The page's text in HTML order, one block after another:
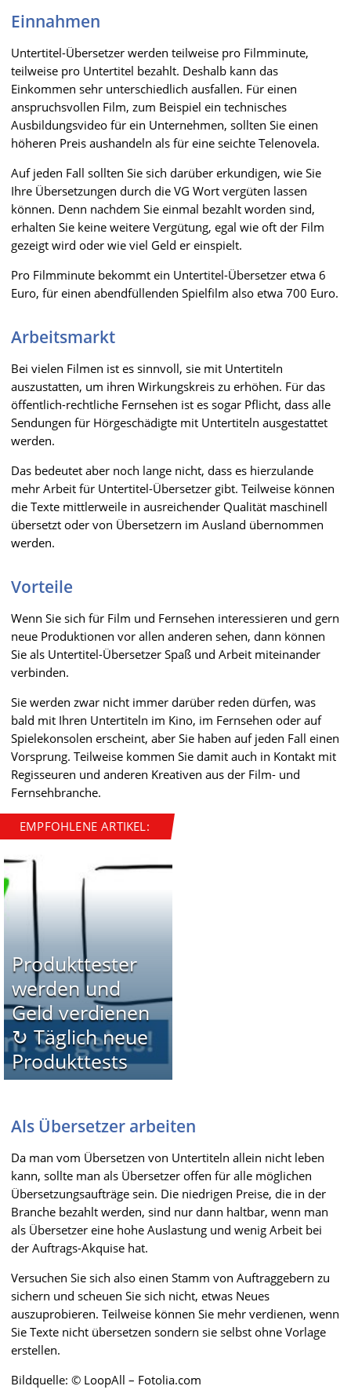
Einnahmen
Untertitel-Übersetzer werden teilweise pro Filmminute,
teilweise pro Untertitel bezahlt. Deshalb kann das
Einkommen sehr unterschiedlich ausfallen. Für einen
anspruchsvollen Film, zum Beispiel ein technisches
Ausbildungsvideo für ein Unternehmen, sollten Sie einen
höheren Preis aushandeln als für eine seichte Telenovela.
Auf jeden Fall sollten Sie sich darüber erkundigen, wie Sie
Ihre Übersetzungen durch die VG Wort vergüten lassen
können. Denn nachdem Sie einmal bezahlt worden sind,
erhalten Sie keine weitere Vergütung, egal wie oft der Film
gezeigt wird oder wie viel Geld er einspielt.
Pro Filmminute bekommt ein Untertitel-Übersetzer etwa 6
Euro, für einen abendfüllenden Spielfilm also etwa 700 Euro.
Arbeitsmarkt
Bei vielen Filmen ist es sinnvoll, sie mit Untertiteln
auszustatten, um ihren Wirkungskreis zu erhöhen. Für das
öffentlich-rechtliche Fernsehen ist es sogar Pflicht, dass alle
Sendungen für Hörgeschädigte mit Untertiteln ausgestattet
werden.
Das bedeutet aber noch lange nicht, dass es hierzulande
mehr Arbeit für Untertitel-Übersetzer gibt. Teilweise können
die Texte mittlerweile in ausreichender Qualität maschinell
übersetzt oder von Übersetzern im Ausland übernommen
werden.
Vorteile
Wenn Sie sich für Film und Fernsehen interessieren und gern
neue Produktionen vor allen anderen sehen, dann können
Sie als Untertitel-Übersetzer Spaß und Arbeit miteinander
verbinden.
Sie werden zwar nicht immer darüber reden dürfen, was
bald mit Ihren Untertiteln im Kino, im Fernsehen oder auf
Spielekonsolen erscheint, aber Sie haben auf jeden Fall einen
Vorsprung. Teilweise kommen Sie damit auch in Kontakt mit
Regisseuren und anderen Kreativen aus der Film- und
Fernsehbranche.
EMPFOHLENE ARTIKEL:
Produkttester
werden und
Geld verdienen
↻ Täglich neue
Produkttests
Als Übersetzer arbeiten
Da man vom Übersetzen von Untertiteln allein nicht leben
kann, sollte man als Übersetzer offen für alle möglichen
Übersetzungsaufträge sein. Die niedrigen Preise, die in der
Branche bezahlt werden, sind nur dann haltbar, wenn man
als Übersetzer eine hohe Auslastung und wenig Arbeit bei
der Auftrags-Akquise hat.
Versuchen Sie sich also einen Stamm von Auftraggebern zu
sichern und scheuen Sie sich nicht, etwas Neues
auszuprobieren. Teilweise können Sie mehr verdienen, wenn
Sie Texte nicht übersetzen sondern sie selbst ohne Vorlage
erstellen.
Bildquelle: © LoopAll – Fotolia.com